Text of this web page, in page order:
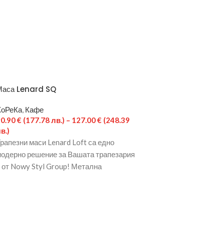
Lenard SQ
, Кафе
€ (177.78 лв.) – 127.00€ (248.39
маси Lenard Loft са едно
решение за Вашата трапезария
от Nowy Styl Group! Метална